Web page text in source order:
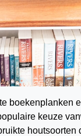
boekenplanken
keuze